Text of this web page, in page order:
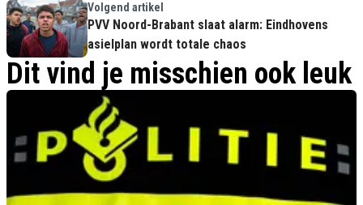
Volgend artikel
PVV Noord-Brabant slaat alarm: Eindhovens
asielplan wordt totale chaos
Dit vind je misschien ook leuk